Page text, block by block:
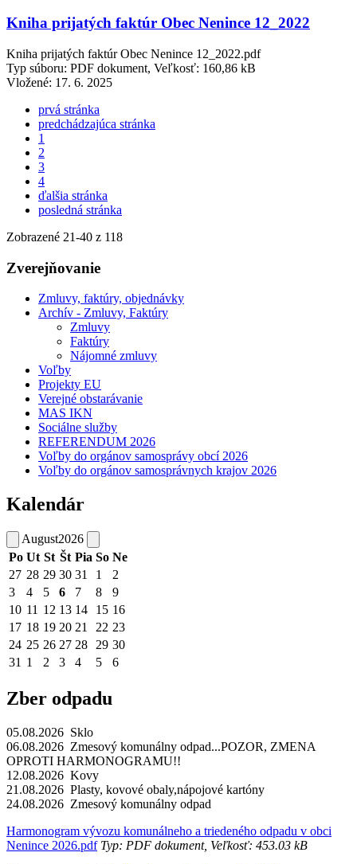
Kniha prijatých faktúr Obec Nenince 12_2022
Kniha prijatých faktúr Obec Nenince 12_2022.pdf
Typ súboru: PDF dokument, Veľkosť: 160,86 kB
Vložené: 17. 6. 2025
prvá stránka
predchádzajúca stránka
1
2
3
4
ďalšia stránka
posledná stránka
Zobrazené 21-40 z 118
Zverejňovanie
Zmluvy, faktúry, objednávky
Archív - Zmluvy, Faktúry
Zmluvy
Faktúry
Nájomné zmluvy
Voľby
Projekty EU
Verejné obstarávanie
MAS IKN
Sociálne služby
REFERENDUM 2026
Voľby do orgánov samosprávy obcí 2026
Voľby do orgánov samosprávnych krajov 2026
Kalendár
August2026
Po Ut St Št Pia So Ne
27 28 29 30 31 1
2
3
4 5 6 7 8
9
10 11 12 13 14 15 16
17 18 19 20 21 22 23
24 25 26 27 28 29 30
31 1 2 3 4 5 6
Zber odpadu
05.08.2026 Sklo
06.08.2026 Zmesový komunálny odpad...POZOR, ZMENA
OPROTI HARMONOGRAMU!!
12.08.2026 Kovy
21.08.2026 Plasty, kovové obaly,nápojové kartóny
24.08.2026 Zmesový komunálny odpad
Harmonogram vývozu komunálneho a triedeného odpadu v obci
Nenince 2026.pdfTyp: PDF dokument, Veľkosť: 453.03 kB